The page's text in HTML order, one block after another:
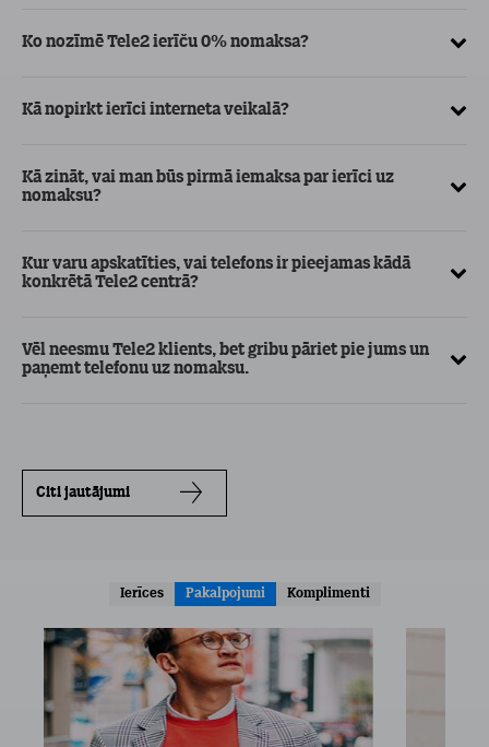
Ko nozīmē Tele2 ierīču 0% nomaksa?
Kā nopirkt ierīci interneta veikalā?
Kā zināt, vai man būs pirmā iemaksa par ierīci uz
nomaksu?
Kur varu apskatīties, vai telefons ir pieejamas kādā
konkrētā Tele2 centrā?
Vēl neesmu Tele2 klients, bet gribu pāriet pie jums un
paņemt telefonu uz nomaksu.
Citi jautājumi
Ierīces Pakalpojumi Komplimenti